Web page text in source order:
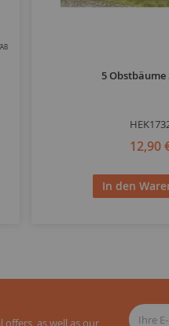
5 Obstbäume
12,90
In den
as well as our